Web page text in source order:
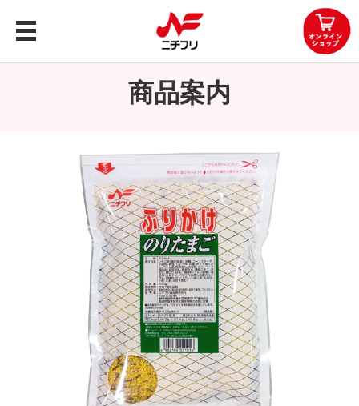
OEMお問い合わせ
商品案内